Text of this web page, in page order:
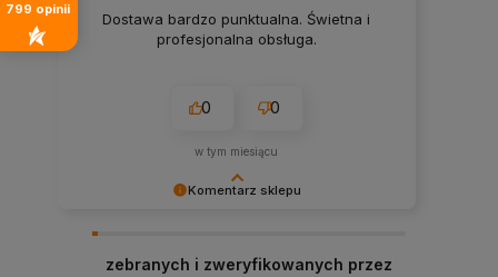
Komentarz sklepu
Dostawa bardzo punktualna. Świetna i
profesjonalna obsługa.
0 0
w tym miesiącu
zebranych i zweryfikowanych przez
799 opinii